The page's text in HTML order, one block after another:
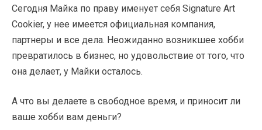
Сегодня Майка по праву именует себя Signature Art
Cookier, у нее имеется официальная компания,
партнеры и все дела. Неожиданно возникшее хобби
превратилось в бизнес, но удовольствие от того, что
она делает, у Майки осталось.
А что вы делаете в свободное время, и приносит ли
ваше хобби вам деньги?